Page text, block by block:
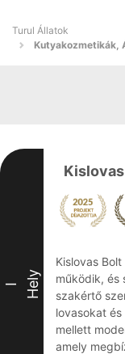
Turul Állatok
Kutyakozmetikák,
I Hely
Kislovas
működik, és
szakértő
lovasokat
mellett
amely